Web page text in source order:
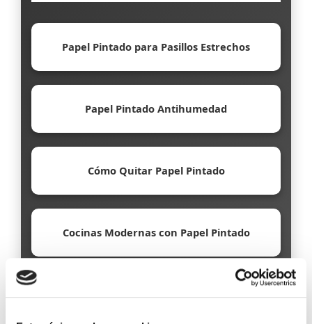
Papel Pintado para Pasillos Estrechos
Papel Pintado Antihumedad
Cómo Quitar Papel Pintado
Cocinas Modernas con Papel Pintado
Papel Pintado Ecológico